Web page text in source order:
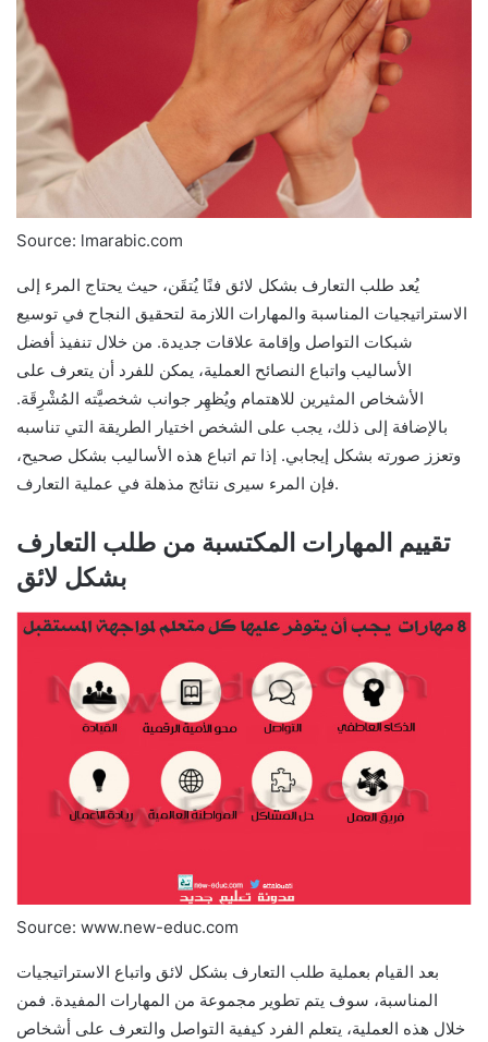
Source: lmarabic.com
يُعد طلب التعارف بشكل لائق فنًا يُتقَن، حيث يحتاج المرء إلى
الاستراتيجيات المناسبة والمهارات اللازمة لتحقيق النجاح في توسيع
شبكات التواصل وإقامة علاقات جديدة. من خلال تنفيذ أفضل
الأساليب واتباع النصائح العملية، يمكن للفرد أن يتعرف على
الأشخاص المثيرين للاهتمام ويُظهِر جوانب شخصيَّته المُشْرِقَة.
بالإضافة إلى ذلك، يجب على الشخص اختيار الطريقة التي تناسبه
وتعزز صورته بشكل إيجابي. إذا تم اتباع هذه الأساليب بشكل صحيح،
فإن المرء سيرى نتائج مذهلة في عملية التعارف.
تقييم المهارات المكتسبة من طلب التعارف
بشكل لائق
Source: www.new-educ.com
بعد القيام بعملية طلب التعارف بشكل لائق واتباع الاستراتيجيات
المناسبة، سوف يتم تطوير مجموعة من المهارات المفيدة. فمن
خلال هذه العملية، يتعلم الفرد كيفية التواصل والتعرف على أشخاص